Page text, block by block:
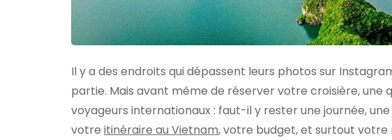
Il y a des endroits qui dépassent leurs photos sur
partie. Mais avant même de réserver votre croisière, une
voyageurs internationaux : faut-il y rester une journée,
votre itinéraire au Vietnam, votre budget, et surtout